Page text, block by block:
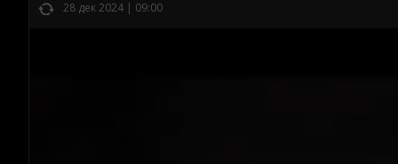
28 дек 2024 | 09:00